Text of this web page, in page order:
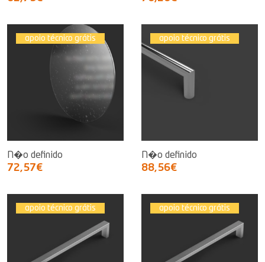
apoio técnico grátis
N�o definido
72,57€
apoio técnico grátis
N�o definido
88,56€
apoio técnico grátis apoio técnico grátis